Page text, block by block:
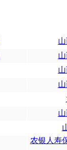
农银人寿